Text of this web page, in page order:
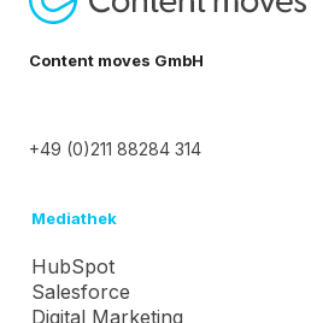
Content moves GmbH
+49 (0)211 88284 314
Mediathek
HubSpot
Salesforce
Digital Marketing